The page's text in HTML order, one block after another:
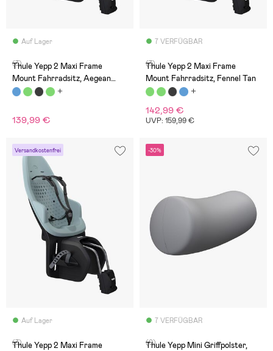
Auf Lager
(3)
Thule Yepp 2 Maxi Frame
Mount Fahrradsitz, Aegean
Blue
139,99 €
7 VERFÜGBAR
(3)
Thule Yepp 2 Maxi Frame
Mount Fahrradsitz, Fennel Tan
142,99 €
UVP: 159,99 €
Versandkostenfrei
Auf Lager
(3)
Thule Yepp 2 Maxi Frame
-30%
7 VERFÜGBAR
(0)
Thule Yepp Mini Griffpolster,